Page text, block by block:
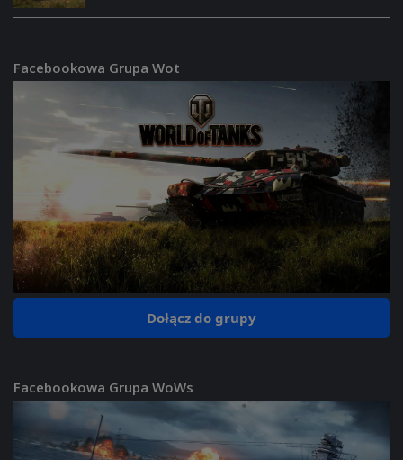
Facebookowa Grupa Wot
Dołącz do grupy
Facebookowa Grupa WoWs